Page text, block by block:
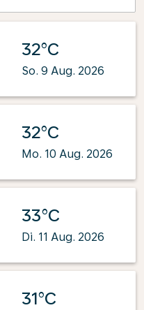
32°C
So. 9 Aug. 2026
32°C
Mo. 10 Aug. 2026
33°C
Di. 11 Aug. 2026
31°C